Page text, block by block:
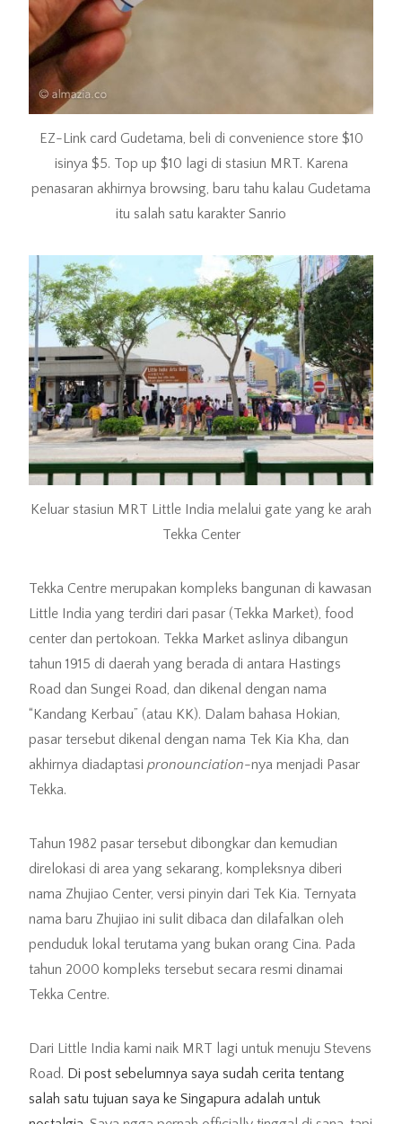
EZ-Link card Gudetama, beli di convenience store $10
isinya $5. Top up $10 lagi di stasiun MRT. Karena
penasaran akhirnya browsing, baru tahu kalau Gudetama
itu salah satu karakter Sanrio
Keluar stasiun MRT Little India melalui gate yang ke arah
Tekka Center
Tekka Centre merupakan kompleks bangunan di kawasan
Little India yang terdiri dari pasar (Tekka Market), food
center dan pertokoan. Tekka Market aslinya dibangun
tahun 1915 di daerah yang berada di antara Hastings
Road dan Sungei Road, dan dikenal dengan nama
“Kandang Kerbau” (atau KK). Dalam bahasa Hokian,
pasar tersebut dikenal dengan nama Tek Kia Kha, dan
akhirnya diadaptasi pronounciation-nya menjadi Pasar
Tekka.
Tahun 1982 pasar tersebut dibongkar dan kemudian
direlokasi di area yang sekarang, kompleksnya diberi
nama Zhujiao Center, versi pinyin dari Tek Kia. Ternyata
nama baru Zhujiao ini sulit dibaca dan dilafalkan oleh
penduduk lokal terutama yang bukan orang Cina. Pada
tahun 2000 kompleks tersebut secara resmi dinamai
Tekka Centre.
Dari Little India kami naik MRT lagi untuk menuju Stevens
Road. Di post sebelumnya saya sudah cerita tentang
salah satu tujuan saya ke Singapura adalah untuk